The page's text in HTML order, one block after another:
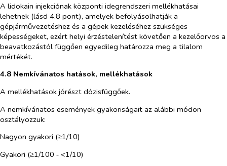
A lidokain injekciónak központi idegrendszeri mellékhatásai
lehetnek (lásd 4.8 pont), amelyek befolyásolhatják a
gépjárművezetéshez és a gépek kezeléséhez szükséges
képességeket, ezért helyi érzéstelenítést követően a kezelőorvos a
beavatkozástól függően egyedileg határozza meg a tilalom
mértékét.
4.8 Nemkívánatos hatások, mellékhatások
A mellékhatások jórészt dózisfüggőek.
A nemkívánatos események gyakoriságait az alábbi módon
osztályozzuk:
Nagyon gyakori (≥1/10)
Gyakori (≥1/100 ‑ <1/10)